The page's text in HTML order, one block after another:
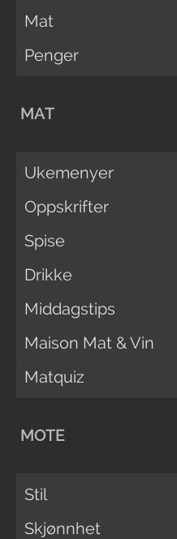
Mat
Penger
MAT
Ukemenyer
Oppskrifter
Spise
Drikke
Middagstips
Maison Mat & Vin
Matquiz
MOTE
Stil
Skjønnhet